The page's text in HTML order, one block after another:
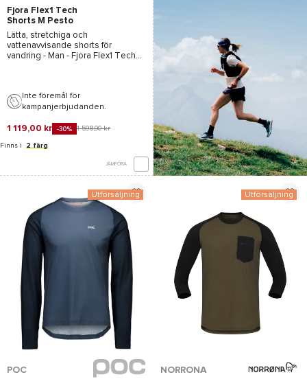
Fjora Flex1 Tech
Shorts M Pesto
Lätta, stretchiga och
vattenavvisande shorts för
vandring - Man - Fjora Flex1 Tech
Inte föremål för
kampanjerbjudanden.
1 119,00 kr -30% 1 598,90 kr
Finns i 2 färg
JÄMFÖRA
*Se villkor
Utförsäljning
POC
Utförsäljning
NORRONA